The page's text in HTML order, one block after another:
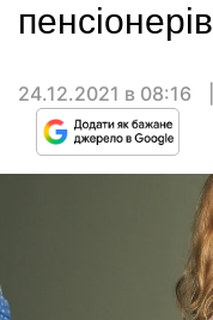
пенсіонерів
24.12.2021 в 08:16